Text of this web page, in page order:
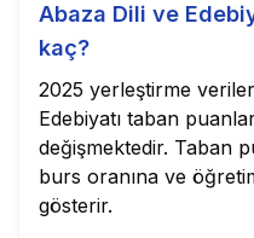
Abaza Dili ve
kaç?
2025 yerleştirme
Edebiyatı taban
değişmektedir. Taban
burs oranına ve
gösterir.